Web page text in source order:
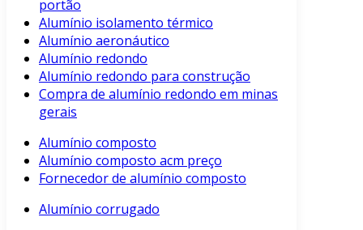
portão
Alumínio isolamento térmico
Alumínio aeronáutico
Alumínio redondo
Alumínio redondo para construção
Compra de alumínio redondo em minas
gerais
Alumínio composto
Alumínio composto acm preço
Fornecedor de alumínio composto
Alumínio corrugado